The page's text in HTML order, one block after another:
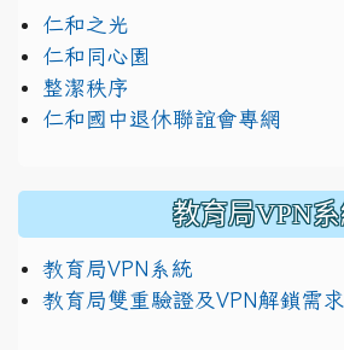
仁和之光
仁和同心園
整潔秩序
仁和國中退休聯誼會專網
教育局VPN
教育局VPN系統
教育局雙重驗證及VPN解鎖需